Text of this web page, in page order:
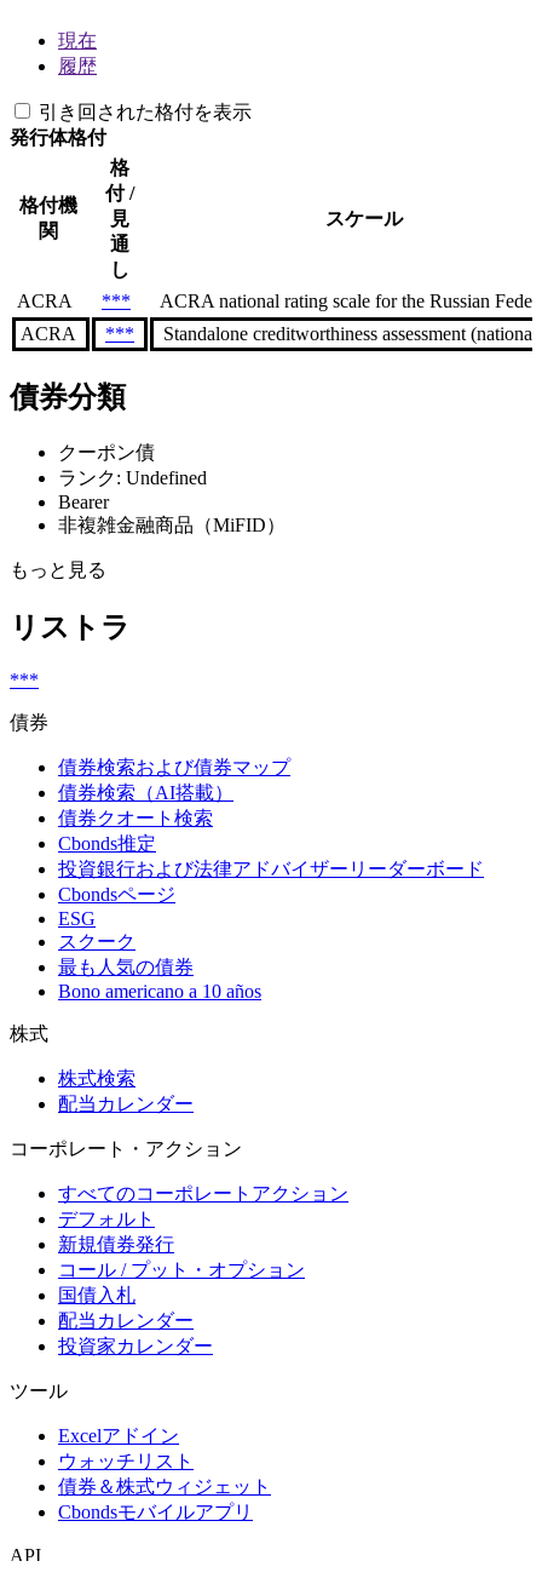
現在
履歴
引き回された格付を表示
発行体格付
格付機
関
格
付 /
見
通
し
スケール
ACRA ***
ACRA national rating scale for the Russian
ACRA
*** Standalone creditworthiness assessment (national
債券分類
クーポン債
ランク: Undefined
Bearer
非複雑金融商品（MiFID）
もっと見る
リストラ
***
債券
債券検索および債券マップ
債券検索（AI搭載）
債券クオート検索
Cbonds推定
投資銀行および法律アドバイザーリーダーボード
Cbondsページ
ESG
スクーク
最も人気の債券
Bono americano a 10 años
株式
株式検索
配当カレンダー
コーポレート・アクション
すべてのコーポレートアクション
デフォルト
新規債券発行
コール / プット・オプション
国債入札
配当カレンダー
投資家カレンダー
ツール
Excelアドイン
ウォッチリスト
債券＆株式ウィジェット
Cbondsモバイルアプリ
API